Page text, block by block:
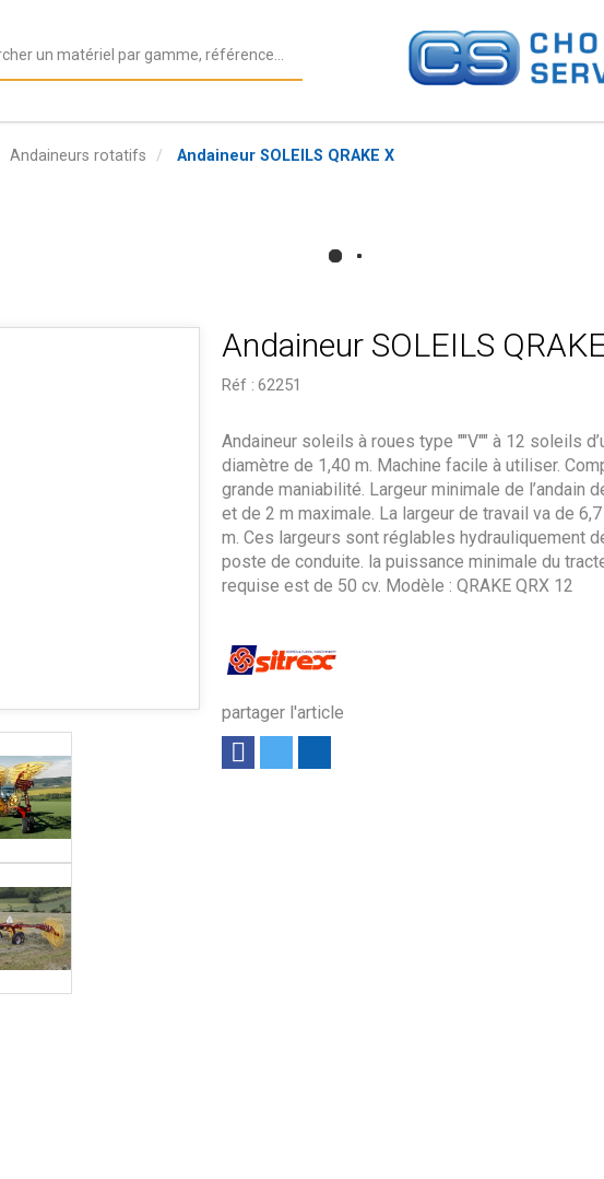
Andaineurs rotatifs Andaineur SOLEILS QRAKE X
Andaineur SOLEILS
Réf : 62251
partager l'article
Andaineur soleils à roues type ""V"" à 12 soleils
diamètre de 1,40 m. Machine facile à utiliser.
grande maniabilité. Largeur minimale de l’andain
et de 2 m maximale. La largeur de travail va de
m. Ces largeurs sont réglables hydrauliquement
poste de conduite. la puissance minimale du
requise est de 50 cv. Modèle : QRAKE QRX 12